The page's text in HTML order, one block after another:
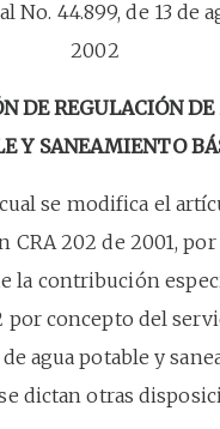
No. 44.899, de 13 de
2002
DE REGULACIÓN DE
Y SANEAMIENTO
se modifica el
CRA 202 de 2001, por
la contribución
por concepto del
agua potable y
dictan otras